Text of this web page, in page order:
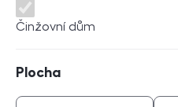
Činžovní dům
Plocha